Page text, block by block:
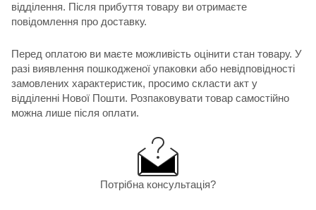
відділення. Після прибуття товару ви отримаєте
повідомлення про доставку.
Перед оплатою ви маєте можливість оцінити стан товару. У
разі виявлення пошкодженої упаковки або невідповідності
замовлених характеристик, просимо скласти акт у
відділенні Нової Пошти. Розпаковувати товар самостійно
можна лише після оплати.
Потрібна консультація?